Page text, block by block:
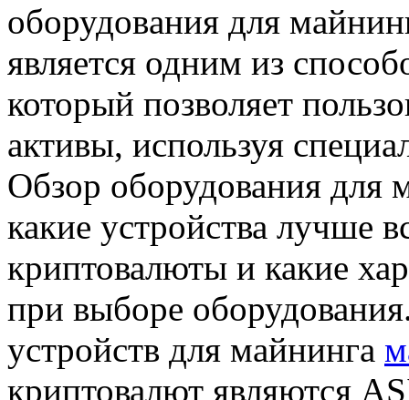
oбoрудoвaния для
является одним из
который позволяет
активы, используя
Обзор оборудования для
какие устройства лучше
криптовалюты и какие
при выборе
устройств для майнинга
криптовалют являются